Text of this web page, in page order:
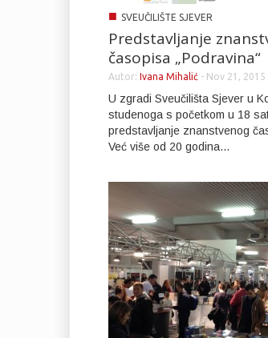
■ SVEUČILIŠTE SJEVER
Predstavljanje
časopisa „Podravina“
Autor: Ivana Mihalić - Nov 21, 2015
U zgradi Sveučilišta Sjever u
studenoga s početkom u 18
predstavljanje znanstvenog
Već više od 20 godina...